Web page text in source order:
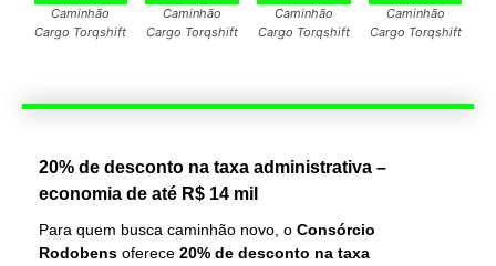
Caminhão
Cargo Torqshift
Caminhão
Cargo Torqshift
Caminhão
Cargo Torqshift
Caminhão
Cargo Torqshift
20% de desconto na taxa administrativa –
economia de até R$ 14 mil
Para quem busca caminhão novo, o Consórcio
Rodobens oferece 20% de desconto na taxa